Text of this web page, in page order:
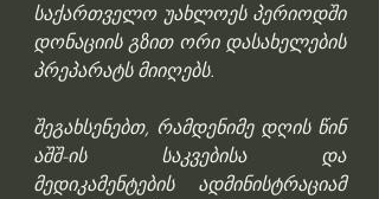
საქართველო უახლოეს პერიოდში
დონაციის გზით ორი დასახელების
პრეპარატს მიიღებს.
შეგახსენებთ, რამდენიმე დღის წინ
აშშ-ის საკვებისა და
მედიკამენტების ადმინისტრაციამ